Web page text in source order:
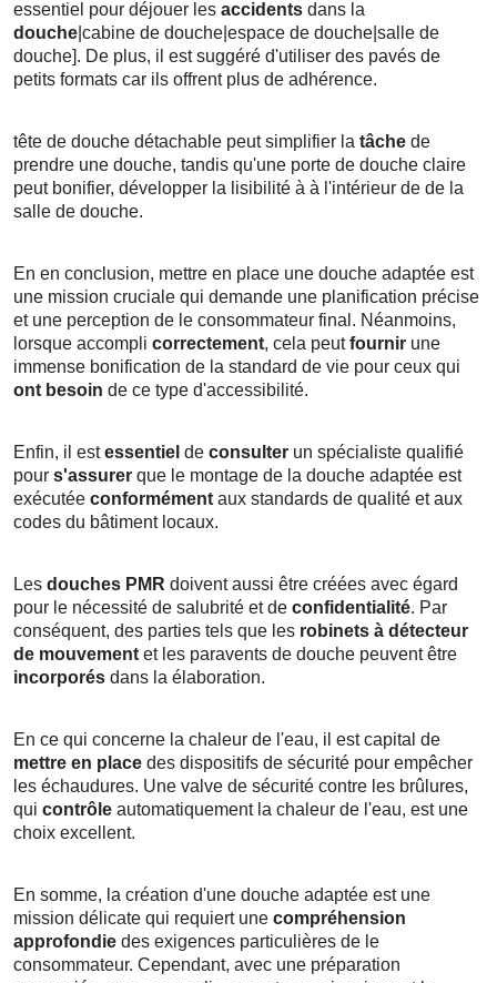
essentiel pour déjouer les accidents dans la
douche |cabine de douche|espace de douche|salle de
douche]. De plus, il est suggéré d'utiliser des pavés de
petits formats car ils offrent plus de adhérence.
tête de douche détachable peut simplifier la tâche de
prendre une douche, tandis qu'une porte de douche claire
peut bonifier, développer la lisibilité à à l'intérieur de de la
salle de douche.
En en conclusion, mettre en place une douche adaptée est
une mission cruciale qui demande une planification précise
et une perception de le consommateur final. Néanmoins,
lorsque accompli correctement, cela peutfournir une
immense bonification de la standard de vie pour ceux qui
ont besoin de ce type d'accessibilité.
Enfin, il estessentiel de consulter un spécialiste qualifié
pour s'assurer que le montage de la douche adaptée est
exécutée conformément aux standards de qualité et aux
codes du bâtiment locaux.
Les douches PMR doivent aussi être créées avec égard
pour le nécessité de salubrité et de confidentialité. Par
conséquent, des parties tels que les robinets à détecteur
de mouvement et les paravents de douche peuvent être
incorporés dans la élaboration.
En ce qui concerne la chaleur de l'eau, il est capital de
mettre en place des dispositifs de sécurité pour empêcher
les échaudures. Une valve de sécurité contre les brûlures,
qui contrôle automatiquement la chaleur de l'eau, est une
choix excellent.
En somme, la création d'une douche adaptée est une
mission délicate qui requiert une compréhension
approfondie des exigences particulières de le
consommateur. Cependant, avec une préparation